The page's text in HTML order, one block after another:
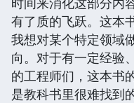
有了质的飞跃。这本
我想对某个特定领域
向。对于有一定经验
的工程师们，这本书
是教科书里很难找到的